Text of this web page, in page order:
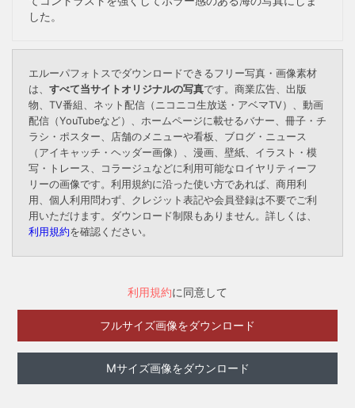
した。
エルーパフォトスでダウンロードできるフリー写真・画像素材
は、 すべて当サイトオリジナルの写真です。商業広告、出版
物、TV番組、ネット配信（ニコニコ生放送・アベマTV）、動画
配信（YouTubeなど）、ホームページに載せるバナー、冊子・チ
ラシ・ポスター、店舗のメニューや看板、ブログ・ニュース
（アイキャッチ・ヘッダー画像）、漫画、壁紙、イラスト・模
写・トレース、コラージュなどに利用可能なロイヤリティーフ
リーの画像です。利用規約に沿った使い方であれば、商用利
用、個人利用問わず、クレジット表記や会員登録は不要でご利
用いただけます。ダウンロード制限もありません。詳しくは、
利用規約を確認ください。
利用規約に同意して
フルサイズ画像をダウンロード
Mサイズ画像をダウンロード